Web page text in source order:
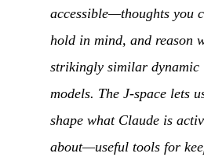
accessible—thoughts you
hold in mind, and reason
strikingly similar dynamic
models. The J-space lets
shape what Claude is
about—useful tools for